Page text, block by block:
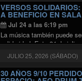
bajo y a Edgardo Campos
Continuar leyendo"JORGE
VERSOS
A BENEFICIO EN
Jul 24 a las 6:19 pm
La música también puede
solidaridad. Este 24 de
horas, la Sala Master de
de Chile abrirá sus puertas
a beneficio destinado a …
JULIO 25, 2026 (SÁBADO)
30 AÑOS 9/10